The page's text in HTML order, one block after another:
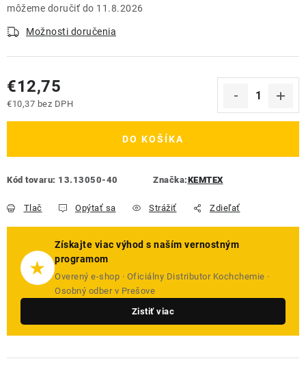
11.8.2026
Možnosti doručenia
€12,75
€10,37 bez DPH
DO KOŠÍKA
Kód tovaru: 13.13050-40 Značka:KEMTEX
Tlač Opýtať sa Strážiť Zdieľať
★
Získajte viac výhod s naším vernostným
programom
Overený e-shop · Oficiálny Distributor Kochchemie ·
Osobný odber v Prešove
Zistiť viac